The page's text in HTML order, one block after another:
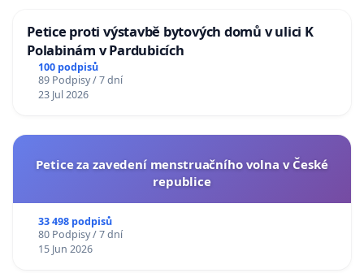
Petice proti výstavbě bytových domů v ulici K
Polabinám v Pardubicích
100 podpisů
89 Podpisy / 7 dní
23 Jul 2026
Petice za zavedení menstruačního volna v České
republice
33 498 podpisů
80 Podpisy / 7 dní
15 Jun 2026